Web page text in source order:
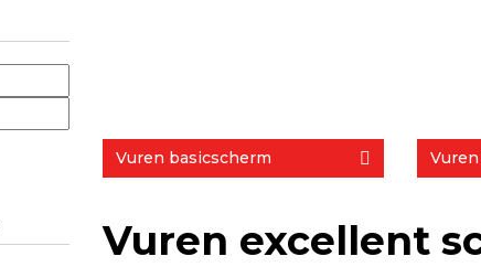
Vuren basicscherm
Vuren excellent